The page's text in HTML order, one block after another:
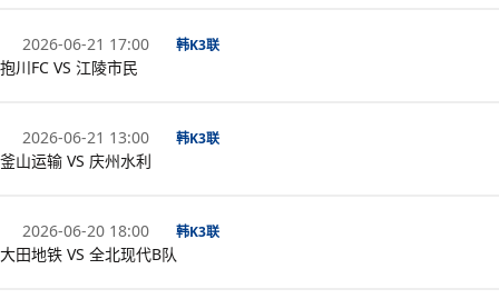
2026-06-21 17:00 韩K3联
抱川FC VS 江陵市民
2026-06-21 13:00 韩K3联
釜山运输 VS 庆州水利
2026-06-20 18:00 韩K3联
大田地铁 VS 全北现代B队